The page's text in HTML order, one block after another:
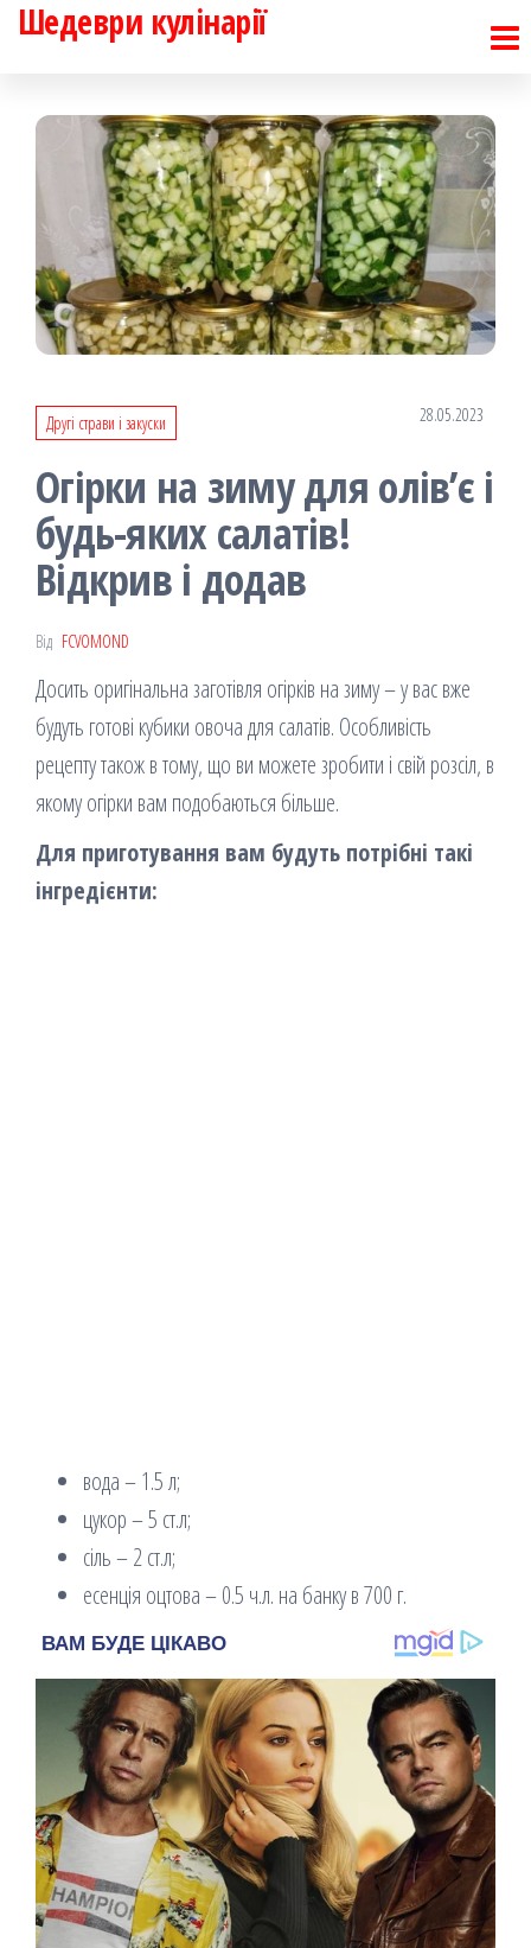
Перейти
Шедеври кулінарії
Другі страви і закуски 28.05.2023
Огірки на зиму для олів’є і
будь-яких салатів!
Відкрив і додав
Від FCVOMOND
Досить оригінальна заготівля огірків на зиму – у вас вже
будуть готові кубики овоча для салатів. Особливість
рецепту також в тому, що ви можете зробити і свій розсіл, в
якому огірки вам подобаються більше.
Для приготування вам будуть потрібні такі
інгредієнти:
вода – 1.5 л;
цукор – 5 ст.л;
сіль – 2 ст.л;
есенція оцтова – 0.5 ч.л. на банку в 700 г.